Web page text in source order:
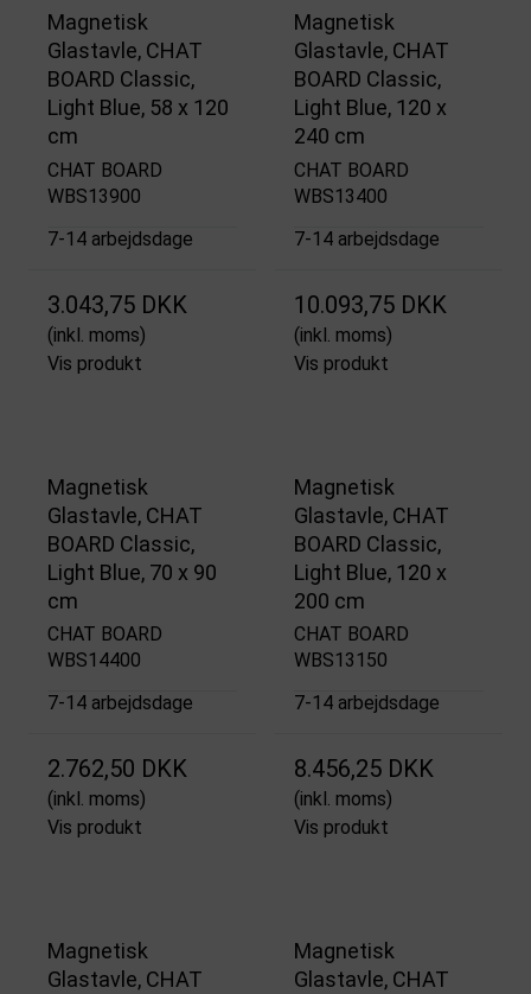
Magnetisk
Glastavle, CHAT
BOARD Classic,
Light Blue, 58 x 120
cm
CHAT BOARD
WBS13900
7-14 arbejdsdage
3.043,75 DKK
(inkl. moms)
Vis produkt
Magnetisk
Glastavle, CHAT
BOARD Classic,
Light Blue, 120 x
240 cm
CHAT BOARD
WBS13400
7-14 arbejdsdage
10.093,75 DKK
(inkl. moms)
Vis produkt
Magnetisk
Glastavle, CHAT
BOARD Classic,
Light Blue, 70 x 90
cm
CHAT BOARD
WBS14400
7-14 arbejdsdage
2.762,50 DKK
(inkl. moms)
Vis produkt
Magnetisk
Glastavle, CHAT
BOARD Classic,
Light Blue, 120 x
200 cm
CHAT BOARD
WBS13150
7-14 arbejdsdage
8.456,25 DKK
(inkl. moms)
Vis produkt
Magnetisk
Glastavle, CHAT
Magnetisk
Glastavle, CHAT